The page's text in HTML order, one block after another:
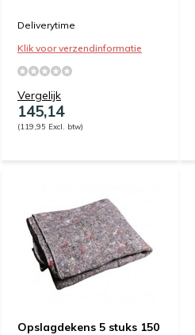
Deliverytime
Klik voor verzendinformatie
Vergelijk
145,14
(119,95 Excl. btw)
Opslagdekens 5 stuks 150